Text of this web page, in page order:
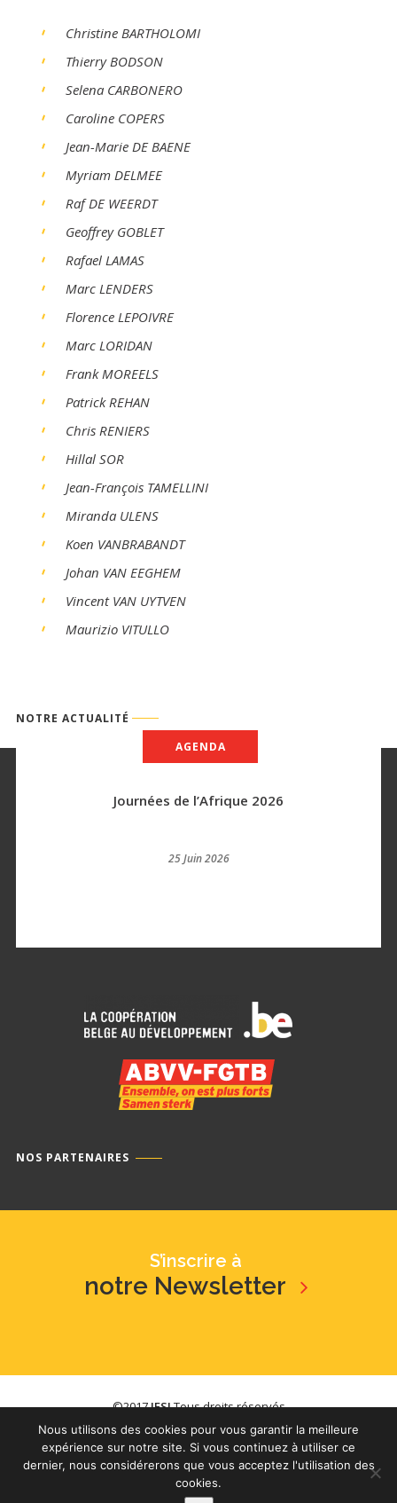
Christine BARTHOLOMI
Thierry BODSON
Selena CARBONERO
Caroline COPERS
Jean-Marie DE BAENE
Myriam DELMEE
Raf DE WEERDT
Geoffrey GOBLET
Rafael LAMAS
Marc LENDERS
Florence LEPOIVRE
Marc LORIDAN
Frank MOREELS
Patrick REHAN
Chris RENIERS
Hillal SOR
Jean-François TAMELLINI
Miranda ULENS
Koen VANBRABANDT
Johan VAN EEGHEM
Vincent VAN UYTVEN
Maurizio VITULLO
Journées de l’Afrique 2026
25 Juin 2026
AGENDA
NOTRE ACTUALITÉ
NOS PARTENAIRES
S’inscrire à
notre Newsletter
©2017IFSITous droits réservés
/YouTube/ Issuu
Nous utilisons des cookies pour vous garantir la meilleure
expérience sur notre site. Si vous continuez à utiliser ce
dernier, nous considérerons que vous acceptez l'utilisation des
cookies.